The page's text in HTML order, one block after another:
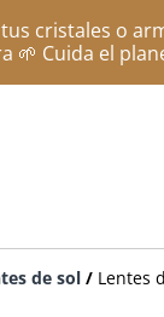
cristales o
🌱 Cuida el
de sol / Lentes